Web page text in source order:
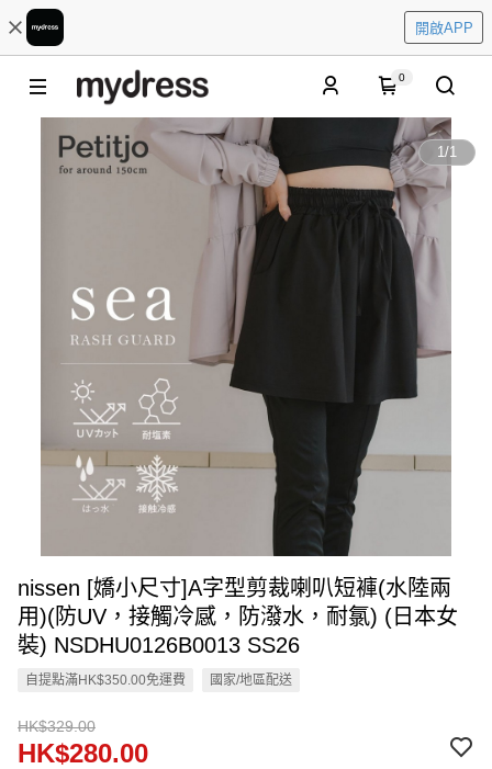
開啟APP
0
1/1
nissen [嬌小尺寸]A字型剪裁喇叭短褲(水陸兩
用)(防UV，接觸冷感，防潑水，耐氯) (日本女
裝) NSDHU0126B0013 SS26
自提點滿HK$350.00免運費 國家/地區配送
HK$329.00
HK$280.00